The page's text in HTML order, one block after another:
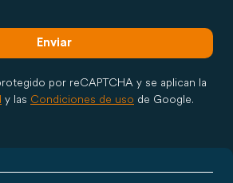
Enviar
por reCAPTCHA y se aplican la
y las Condiciones de uso de Google.